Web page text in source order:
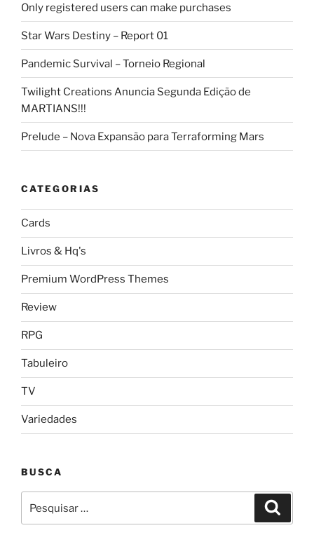
Only registered users can make purchases
Star Wars Destiny – Report 01
Pandemic Survival – Torneio Regional
Twilight Creations Anuncia Segunda Edição de
MARTIANS!!!
Prelude – Nova Expansão para Terraforming Mars
CATEGORIAS
Cards
Livros & Hq's
Premium WordPress Themes
Review
RPG
Tabuleiro
TV
Variedades
BUSCA
por: